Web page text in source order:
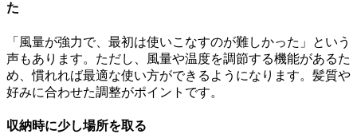
た
「風量が強力で、最初は使いこなすのが難しかった」という
声もあります。ただし、風量や温度を調節する機能があるた
め、慣れれば最適な使い方ができるようになります。髪質や
好みに合わせた調整がポイントです。
収納時に少し場所を取る